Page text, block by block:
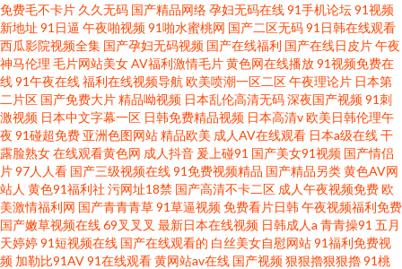
免费毛不卡片 久久无码 国产精品网络孕妇无码在线91手机论坛91视频
新地址 91日逼 午夜啪视频91啪水蜜桃网 国产二区无码91日韩在线观看
西瓜影院视频全集 国产孕妇无码视频 国产在线福利 国产在线日皮片午夜
神马伦理 毛片网站美女AV福利激情毛片黄色网在线播放91视频免费在
线91午夜在线福利在线视频导航 欧美喷潮一区二区午夜理论片 日本第
二片区 国产免费大片精品呦视频 日本乱伦高清无码深夜国产视频91刺
激视频 日本中文字幕一区 日韩免费精品视频 日本高清v欧美日韩伦理午
夜 91碰超免费 亚洲色图网站精品欧美 成人AV在线观看 日本a级在线干
露脸熟女在线观看黄色网 成人抖音 爰上碰91 国产美女91视频 国产情侣
片97人人看 国产三级视频在线91免费视频精品 国产精品另类黄色AV网
站人 黄色91福利社 污网址18禁 国产高清不卡二区 成人午夜视频免费欧
美激情福利网 国产青青青草91草逼视频免费看片日韩午夜视频福利免费
国产嫩草视频在线69叉叉叉 最新日本在线视频 日韩成人a 青青操91 五月
天婷婷91短视频在线 国产在线观看的 白丝美女自慰网站91福利免费视
频 加勒比91AV91在线观看黄网站av在线 国产视频狠狠擼狠狠擼91桃